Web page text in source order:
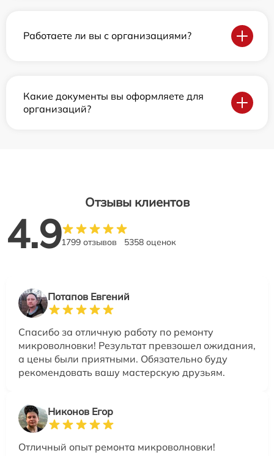
Работаете ли вы с организациями?
Какие документы вы оформляете для
организаций?
Отзывы клиентов
4.91799 отзывов 5358 оценок
Потапов Евгений
Спасибо за отличную работу по ремонту
микроволновки! Результат превзошел ожидания,
а цены были приятными. Обязательно буду
рекомендовать вашу мастерскую друзьям.
Никонов Егор
Отличный опыт ремонта микроволновки!